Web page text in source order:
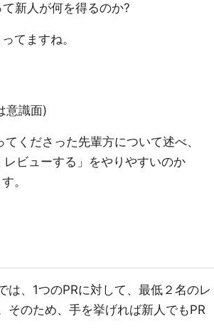
新人が何を得るのか?
てますね。
意識面)
くださった先輩方について述べ、
ビューする」をやりやすいのか
。
、1つのPRに対して、最低２名のレ
そのため、手を挙げれば新人でもPR